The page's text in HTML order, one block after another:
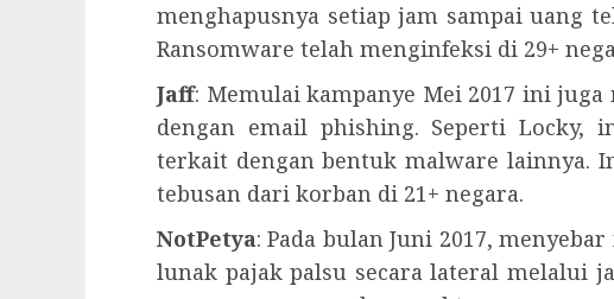
menghapusnya setiap jam sampai uang
Ransomware telah menginfeksi di 29+
Jaff: Memulai kampanye Mei 2017 ini
dengan email phishing. Seperti Locky,
terkait dengan bentuk malware lainnya.
tebusan dari korban di 21+ negara.
NotPetya: Pada bulan Juni 2017,
lunak pajak palsu secara lateral melalui